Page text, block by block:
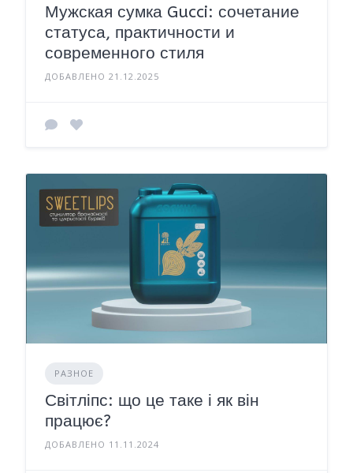
Мужская сумка Gucci: сочетание
статуса, практичности и
современного стиля
ДОБАВЛЕНО 21.12.2025
РАЗНОЕ
Світліпс: що це таке і як він
працює?
ДОБАВЛЕНО 11.11.2024